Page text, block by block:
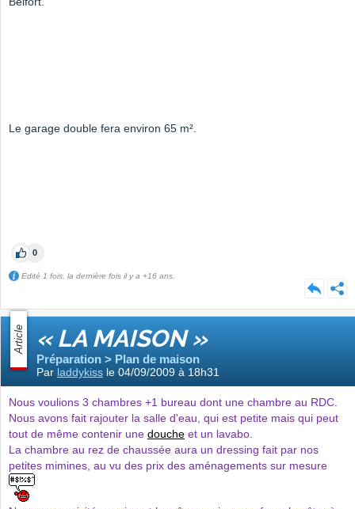
Le garage double fera environ 65 m².
0
Edité 1 fois, la dernière fois il y a +16 ans.
Article « LA MAISON »
Préparation > Plan de maison
Par laddykiss le 04/09/2009 à 18h31
Nous voulions 3 chambres +1 bureau dont une chambre au RDC.
Nous avons fait rajouter la salle d'eau, qui est petite mais qui peut
tout de même contenir une douche et un lavabo.
La chambre au rez de chaussée aura un dressing fait par nos
petites mimines, au vu des prix des aménagements sur mesure